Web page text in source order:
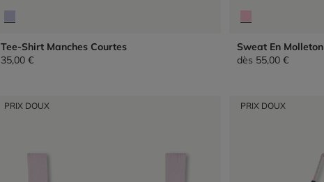
Tee-Shirt Manches Courtes
35,00 €
Sweat En Molleton
dès 55,00 €
PRIX DOUX PRIX DOUX